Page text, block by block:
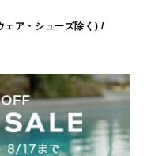
ェア・シューズ除く) /